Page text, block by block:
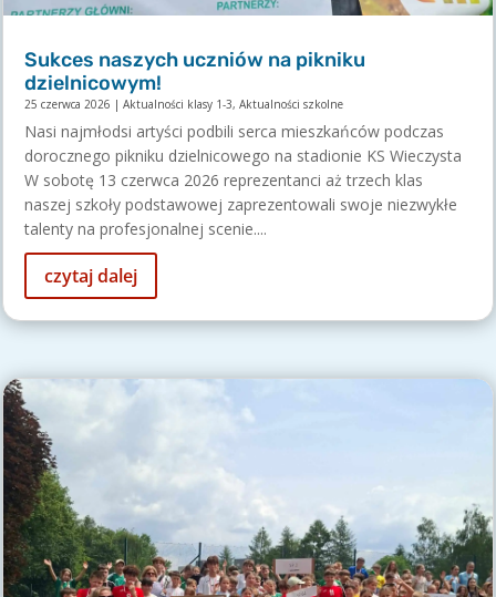
Sukces naszych uczniów na pikniku
dzielnicowym!
25 czerwca 2026 |Aktualności klasy 1-3,Aktualności szkolne
Nasi najmłodsi artyści podbili serca mieszkańców podczas
dorocznego pikniku dzielnicowego na stadionie KS Wieczysta
W sobotę 13 czerwca 2026 reprezentanci aż trzech klas
naszej szkoły podstawowej zaprezentowali swoje niezwykłe
talenty na profesjonalnej scenie....
czytaj dalej